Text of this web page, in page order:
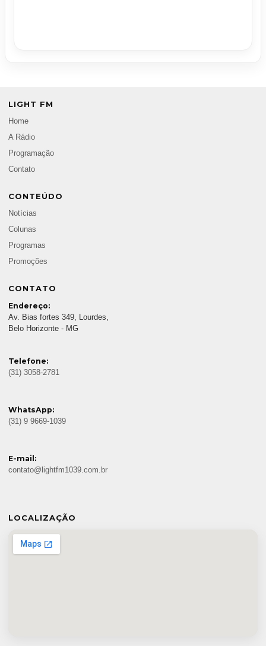
LIGHT FM
Home
A Rádio
Programação
Contato
CONTEÚDO
Notícias
Colunas
Programas
Promoções
CONTATO
Endereço:
Av. Bias fortes 349, Lourdes,
Belo Horizonte - MG
Telefone:
(31) 3058-2781
WhatsApp:
(31) 9 9669-1039
E-mail:
contato@lightfm1039.com.br
LOCALIZAÇÃO